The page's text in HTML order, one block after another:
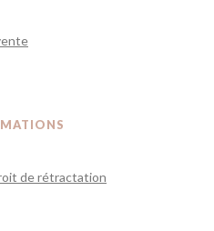
de rétractation